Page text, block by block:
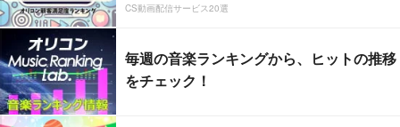
CS動画配信サービス20選
毎週の音楽ランキングから、ヒットの推移
をチェック！